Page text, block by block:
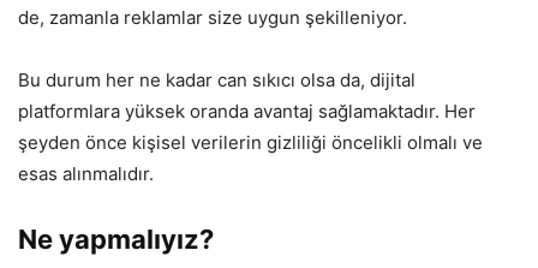
de, zamanla reklamlar size uygun şekilleniyor.
Bu durum her ne kadar can sıkıcı olsa da, dijital
platformlara yüksek oranda avantaj sağlamaktadır. Her
şeyden önce kişisel verilerin gizliliği öncelikli olmalı ve
esas alınmalıdır.
Ne yapmalıyız?